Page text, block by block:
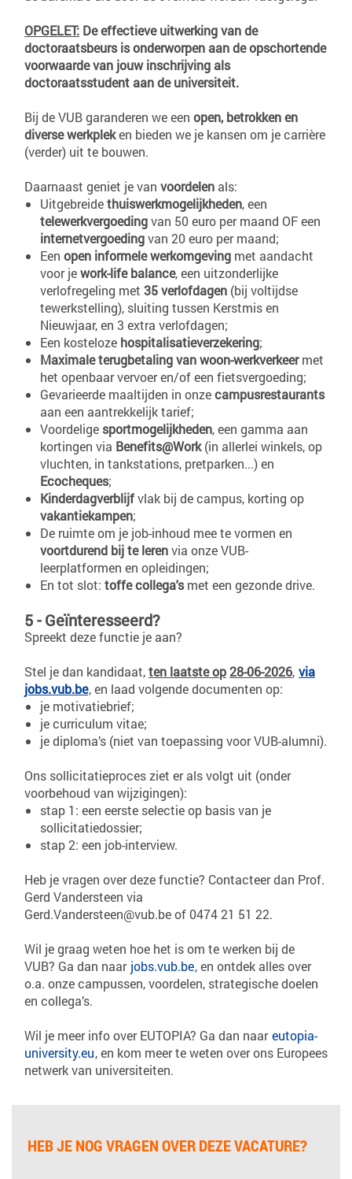
OPGELET: De effectieve uitwerking van de
doctoraatsbeurs is onderworpen aan de opschortende
voorwaarde van jouw inschrijving als
doctoraatsstudent aan de universiteit.
Bij de VUB garanderen we een open, betrokken en
diverse werkpleken bieden we je kansen om je carrière
(verder) uit te bouwen.
Daarnaast geniet je van voordelen als:
Uitgebreidethuiswerkmogelijkheden, een
telewerkvergoedingvan 50 euro per maand OF een
internetvergoedingvan 20 euro per maand;
Een open informele werkomgeving met aandacht
voor jework-life balance, een uitzonderlijke
verlofregeling met 35 verlofdagen (bij voltijdse
tewerkstelling), sluiting tussen Kerstmis en
Nieuwjaar, en 3 extra verlofdagen;
Een kosteloze hospitalisatieverzekering;
Maximale terugbetaling van woon-werkverkeermet
het openbaar vervoer en/of een fietsvergoeding;
Gevarieerde maaltijden in onzecampusrestaurants
aan een aantrekkelijk tarief;
Voordelige sportmogelijkheden, een gamma aan
kortingen via Benefits@Work(in allerlei winkels, op
vluchten, in tankstations, pretparken...) en
Ecocheques;
Kinderdagverblijfvlak bij de campus, korting op
vakantiekampen;
De ruimte om je job-inhoud mee te vormen en
voortdurend bij te lerenvia onze VUB-
leerplatformen en opleidingen;
En tot slot: toffe collega'smet een gezonde drive.
5 - Geïnteresseerd?
Spreekt deze functie je aan?
Stel je dan kandidaat,ten laatste op28-06-2026, via
jobs.vub.be, en laad volgende documenten op:
je motivatiebrief;
je curriculum vitae;
je diploma’s (niet van toepassing voor VUB-alumni).
Ons sollicitatieproces ziet er als volgt uit (onder
voorbehoud van wijzigingen):
stap 1: een eerste selectie op basis van je
sollicitatiedossier;
stap 2: een job-interview.
Heb je vragen over deze functie? Contacteer dan Prof.
Gerd Vandersteen via
Gerd.Vandersteen@vub.be of 0474 21 51 22.
Wil je graag weten hoe het is om te werken bij de
VUB? Ga dan naar jobs.vub.be, en ontdek alles over
o.a. onze campussen, voordelen, strategische doelen
en collega’s.
Wil je meer info over EUTOPIA? Ga dan naareutopia-
university.eu, en kom meer te weten over ons Europees
netwerk van universiteiten.
HEB JE NOG VRAGEN OVER DEZE VACATURE?